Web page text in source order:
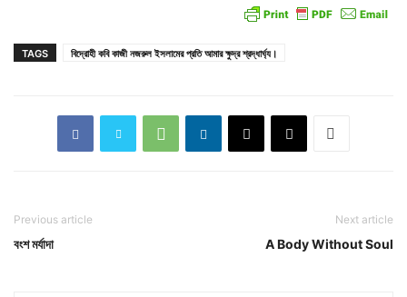
TAGS বিদ্রোহী কবি কাজী নজরুল ইসলামের প্রতি আমার ক্ষুদ্র শ্রদ্ধার্ঘ্য।
Previous article
বংশ মর্যাদা
Next article
A Body Without Soul